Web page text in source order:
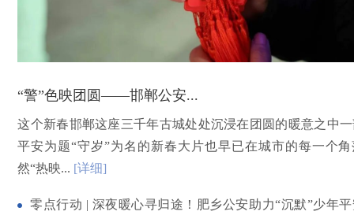
“警”色映团圆——邯郸公安...
这个新春邯郸这座三千年古城处处沉浸在团圆的暖意之中
平安为题“守岁”为名的新春大片也早已在城市的每一个角
然“热映... [详细]
零点行动 | 深夜暖心寻归途！肥乡公安助力“沉默”少年